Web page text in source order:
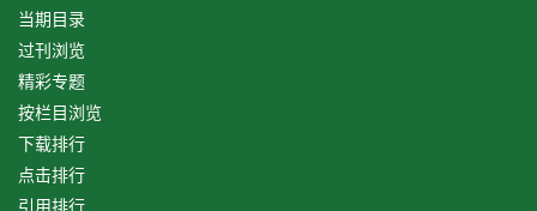
当期目录
过刊浏览
精彩专题
按栏目浏览
下载排行
点击排行
引用排行